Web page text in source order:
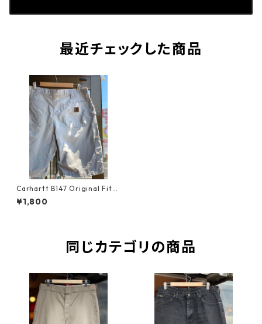
最近チェックした商品
Carhartt B147 Original Fit
ルーズフィットキャンバスユ
ーティリティワークショー
キャンバスダック ペインタ
¥1,800
同じカテゴリの商品